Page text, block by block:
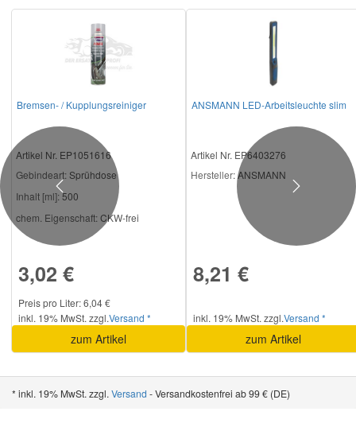
Bremsen- / Kupplungsreiniger
Artikel Nr. EP1051616
Gebindeart: Sprühdose
Inhalt [ml]:500
chem. Eigenschaft: CKW-frei
3,02 €
Preis pro Liter: 6,04 €
inkl. 19% MwSt. zzgl.Versand *
zum Artikel
ANSMANN LED-Arbeitsleuchte slim
Artikel Nr. EP6403276
Hersteller: ANSMANN
8,21 €
inkl. 19% MwSt. zzgl.Versand *
zum Artikel
Previous Next
* inkl. 19% MwSt. zzgl. Versand - Versandkostenfrei ab 99 € (DE)